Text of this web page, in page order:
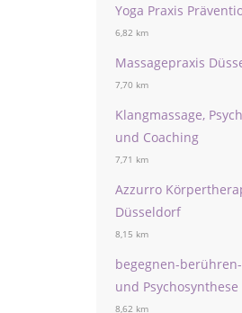
Yoga Praxis
6,82 km
Massagepraxis
7,70 km
Klangmassage,
und Coaching
7,71 km
Azzurro
Düsseldorf
8,15 km
begegnen-
und Psychosynthese
8,62 km